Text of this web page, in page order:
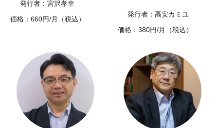
発行者：宮沢孝幸
価格：660円/月（税込）
発行者：高安カミユ
価格：380円/月（税込）